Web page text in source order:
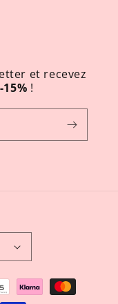
et recevez
-15% !